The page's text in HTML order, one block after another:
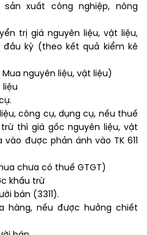
xuất công nghiệp, nông
trị giá nguyên liệu, vật liệu,
kỳ (theo kết quả kiểm kê
Mua nguyên liệu, vật liệu)
liệu
công cụ, dụng cụ, nếu thuế
thì giá gốc nguyên liệu, vật
được phản ánh vào TK 611
chưa có thuế GTGT)
khấu trừ
bán (3311).
hàng, nếu được hưởng chiết